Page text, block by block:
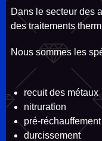
Dans le secteur des
des traitements
Nous sommes les
recuit des métaux
nitruration
pré-réchauffement
durcissement